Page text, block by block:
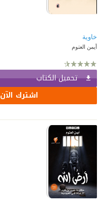
خاوية
أيمن العتوم
تحميل الكتاب
اشترك الآن